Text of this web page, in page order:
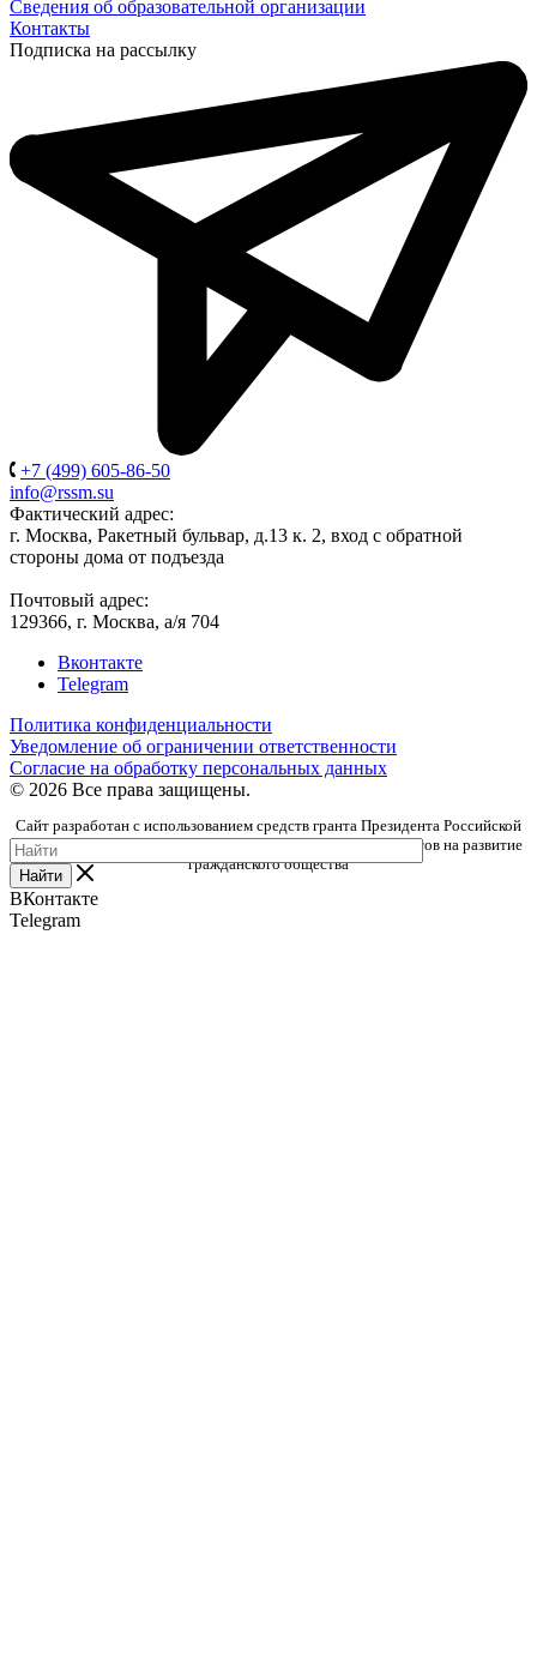
Сведения об образовательной организации
Контакты
Подписка на рассылку
+7 (499) 605-86-50
info@rssm.su
Фактический адрес:
г. Москва, Ракетный бульвар, д.13 к. 2, вход с обратной
стороны дома от подъезда
Почтовый адрес:
129366, г. Москва, а/я 704
Вконтакте
Telegram
Политика конфиденциальности
Уведомление об ограничении ответственности
Согласие на обработку персональных данных
© 2026 Все права защищены.
Сайт разработан с использованием средств гранта Президента Российской
Федерации, предоставленного Фондом президентских грантов на развитие
гражданского общества
Найти
ВКонтакте
Telegram